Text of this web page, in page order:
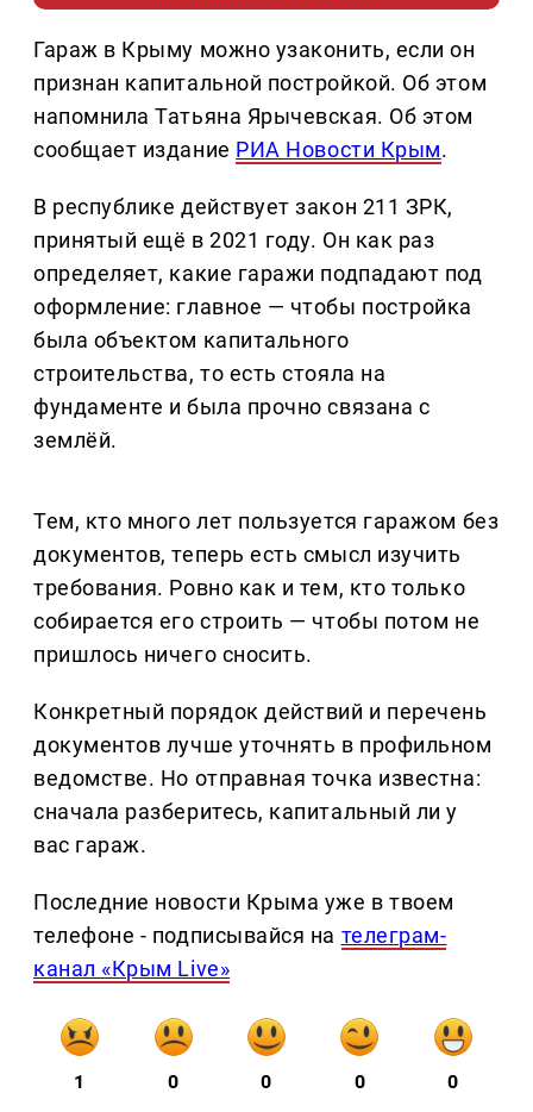
Гараж в Крыму можно узаконить, если он
признан капитальной постройкой. Об этом
напомнила Татьяна Ярычевская. Об этом
сообщает издание РИА Новости Крым.
В республике действует закон 211 ЗРК,
принятый ещё в 2021 году. Он как раз
определяет, какие гаражи подпадают под
оформление: главное — чтобы постройка
была объектом капитального
строительства, то есть стояла на
фундаменте и была прочно связана с
землёй.
Тем, кто много лет пользуется гаражом без
документов, теперь есть смысл изучить
требования. Ровно как и тем, кто только
собирается его строить — чтобы потом не
пришлось ничего сносить.
Конкретный порядок действий и перечень
документов лучше уточнять в профильном
ведомстве. Но отправная точка известна:
сначала разберитесь, капитальный ли у
вас гараж.
Последние новости Крыма уже в твоем
телефоне - подписывайся на телеграм-
канал «Крым Live»
1 0 0 0 0